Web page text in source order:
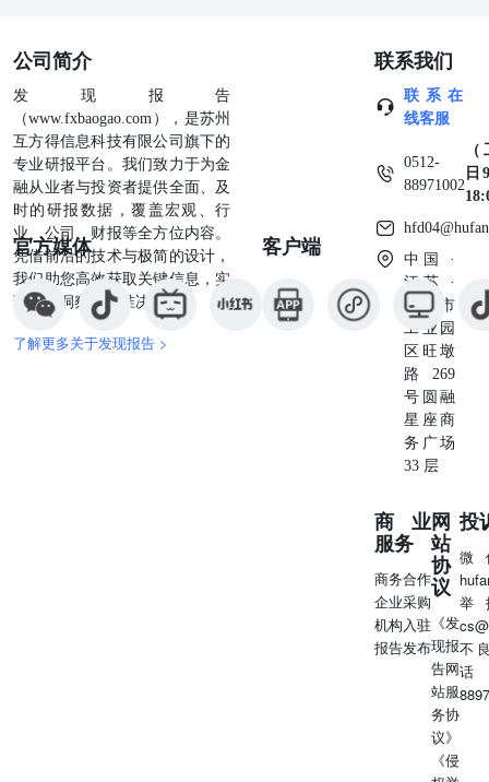
公司简介
发现报告
（www.fxbaogao.com），是苏州
互方得信息科技有限公司旗下的
专业研报平台。我们致力于为金
融从业者与投资者提供全面、及
时的研报数据，覆盖宏观、行
业、公司、财报等全方位内容。
凭借前沿的技术与极简的设计，
我们助您高效获取关键信息，实
现深度洞察与精准决策。
了解更多关于发现报告 >
官方媒体 客户端
联系我们
联系在
线客服
0512-
88971002
日
中国 ·
江苏 ·
苏州市
工业园
区旺墩
路269
号圆融
星座商
务广场
33 层
商业
服务
商务合作
企业采购
机构入驻
报告发布
网
站
协
议
《发
现报
告网
站服
务协
议》
《侵
投
微
举
不